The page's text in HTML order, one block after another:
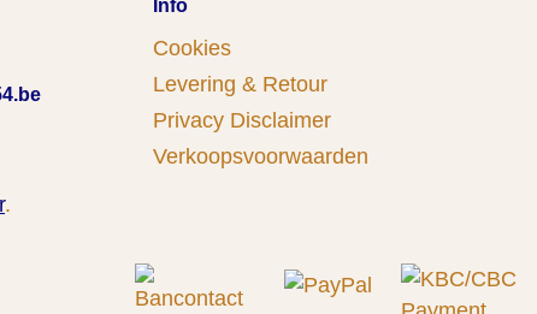
.
Info
Cookies
Levering & Retour
Privacy Disclaimer
Verkoopsvoorwaarden